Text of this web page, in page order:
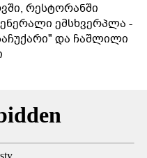
რესტორანში
ემსხვერპლა -
და ჩაშლილი